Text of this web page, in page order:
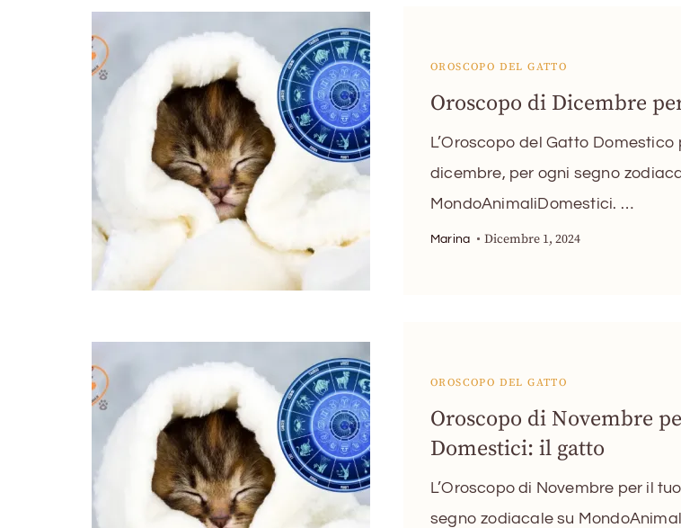
OROSCOPO DEL GATTO
Oroscopo di Dicembre
L’Oroscopo del Gatto Domestico
dicembre, per ogni segno
MondoAnimaliDomestici. …
Marina Dicembre 1, 2024
OROSCOPO DEL GATTO
Oroscopo di Novembre
Domestici: il gatto
L’Oroscopo di Novembre per il
segno zodiacale su